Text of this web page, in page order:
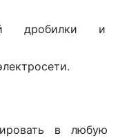
дробилки и
в любую